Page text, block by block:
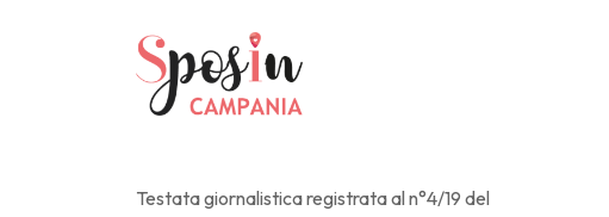
Testata giornalistica registrata al n°4/19 del